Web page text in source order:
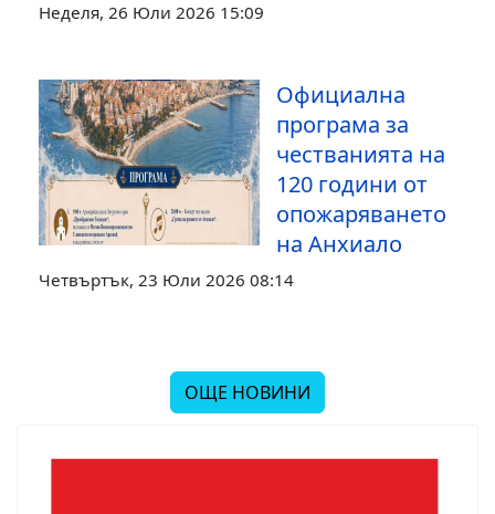
Неделя, 26 Юли 2026 15:09
Официална
програма за
честванията на
120 години от
опожаряването
на Анхиало
Четвъртък, 23 Юли 2026 08:14
ОЩЕ НОВИНИ